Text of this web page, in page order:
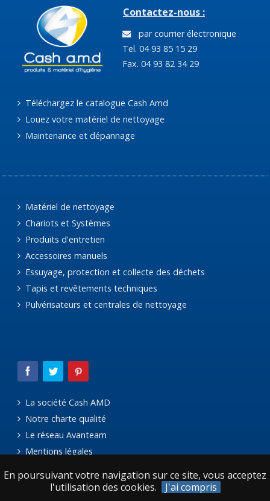
En poursuivant votre navigation sur ce site, vous acceptez
l'utilisation des cookies.
J'ai compris
Contactez-nous :
par courrier électronique
Tel. 04 93 85 15 29
Fax. 04 93 82 34 29
Téléchargez le catalogue Cash Amd
Louez votre matériel de nettoyage
Maintenance et dépannage
Matériel de nettoyage
Chariots et Systèmes
Produits d'entretien
Accessoires manuels
Essuyage, protection et collecte des déchets
Tapis et revêtements techniques
Pulvérisateurs et centrales de nettoyage
La société Cash AMD
Notre charte qualité
Le réseau Avanteam
Mentions légales